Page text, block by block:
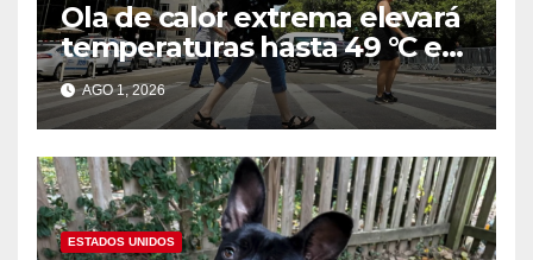
Ola de calor extrema elevará
temperaturas hasta 49 °C en
amplias zonas de Estados
Unidos
AGO 1, 2026
ESTADOS UNIDOS